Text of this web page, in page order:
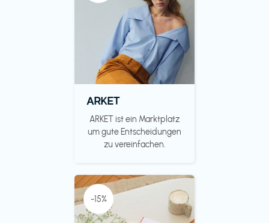
ARKET
ARKET ist ein Marktplatz
um gute Entscheidungen
zu vereinfachen.
-15%